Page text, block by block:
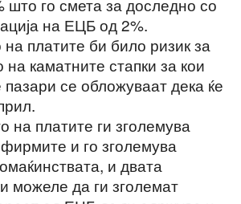
на ЕЦБ од 2%.
платите би било ризик за
каматните стапки за кои
се обложуваат дека ќе
на платите ги зголемува
и го зголемува
и двата
можеле да ги зголемат